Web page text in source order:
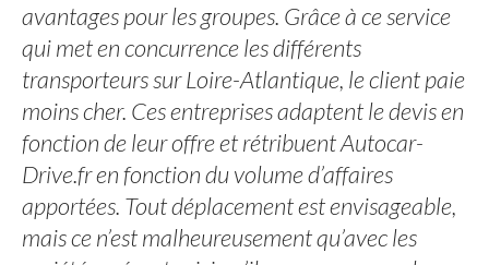
avantages pour les groupes. Grâce à ce service
qui met en concurrence les différents
transporteurs sur Loire-Atlantique, le client paie
moins cher. Ces entreprises adaptent le devis en
fonction de leur offre et rétribuent Autocar-
Drive.fr en fonction du volume d’affaires
apportées. Tout déplacement est envisageable,
mais ce n’est malheureusement qu’avec les